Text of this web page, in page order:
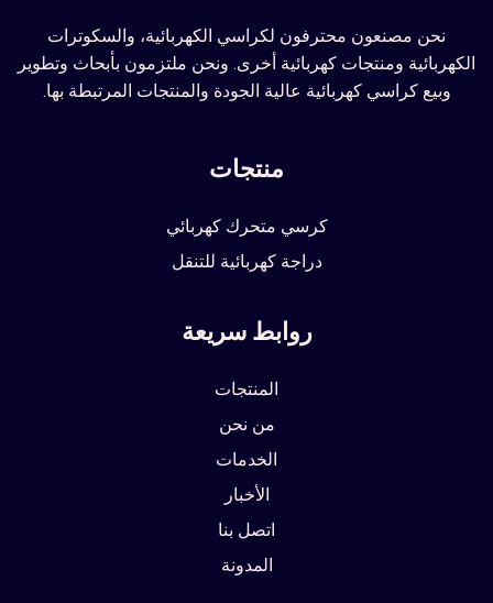
نحن مصنعون محترفون لكراسي الكهربائية، والسكوترات
الكهربائية ومنتجات كهربائية أخرى. ونحن ملتزمون بأبحاث وتطوير
وبيع كراسي كهربائية عالية الجودة والمنتجات المرتبطة بها.
منتجات
كرسي متحرك كهربائي
دراجة كهربائية للتنقل
روابط سريعة
المنتجات
من نحن
الخدمات
الأخبار
اتصل بنا
المدونة